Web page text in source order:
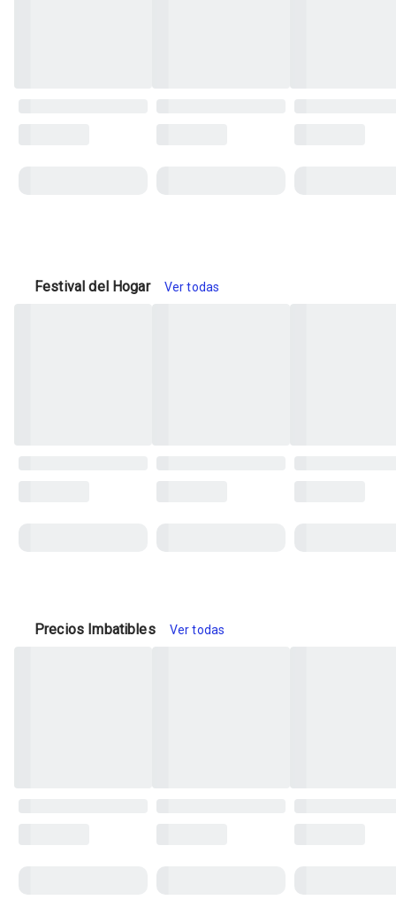
Festival del Hogar Ver todas
Precios Imbatibles Ver todas